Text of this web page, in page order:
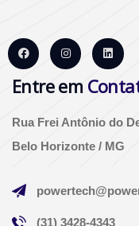
Entre em
Rua Frei Antônio do
Belo Horizonte / MG
(31) 3428-4343